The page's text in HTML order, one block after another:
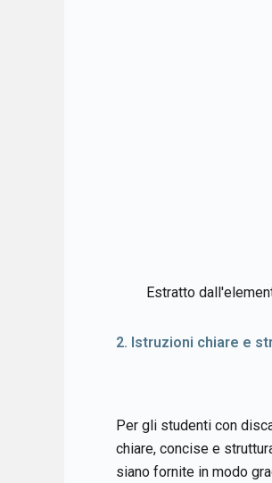
Estratto
2. Istruzioni chiare e
Per gli studenti con
chiare, concise e
siano fornite in modo